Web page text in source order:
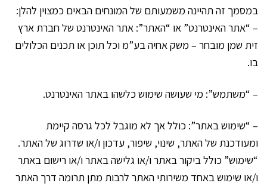
במסמך זה תהיינה משמעותם של המונחים הבאים כמצוין להלן:
– “אתר האינטרנט” או “האתר”: אתר האינטרנט של חברת ארץ
זית שמן מובחר – משק אחיה בע”מ וכל תוכן או תכנים הכלולים
בו.
– “משתמש”: מי שעושה שימוש כלשהו באתר האינטרנט.
– “שימוש באתר”: כולל אך לא מוגבל לכל גרסה קיימת
ומעודכנת של האתר, שינוי, שיפור, עדכון ו/או שדרוג של האתר.
“שימוש” כולל ביקור באתר ו/או גלישה באתר ו/או רישום באתר
ו/או שימוש באחד משירותי האתר לרבות מתן תרומה דרך האתר